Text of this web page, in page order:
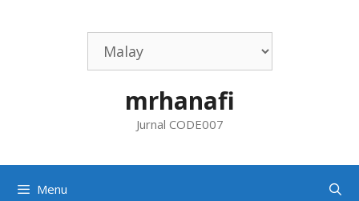
mrhanafi
Jurnal CODE007
Menu